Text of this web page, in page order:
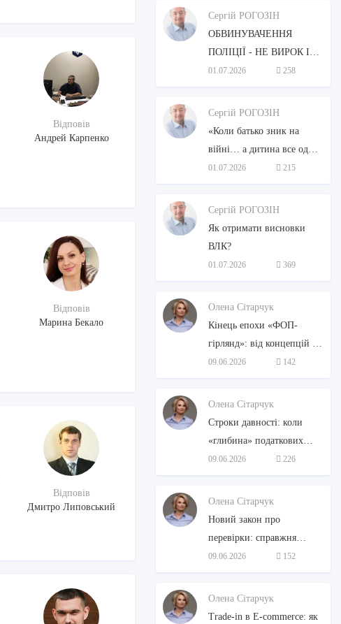
Відповів
Андрей Карпенко
Відповів
Марина Бекало
Відповів
Дмитро Липовський
ОТРИМАЛИ ВІДМОВУ,
ЩО РОБИТИ?
Сергій РОГОЗІН
ОБВИНУВАЧЕННЯ
ПОЛІЦІЇ - НЕ ВИРОК І
НЕ СТРОК.
01.07.2026 258
Сергій РОГОЗІН
«Коли батько зник на
війні… а дитина все одно
має право знати правду»
01.07.2026 215
Сергій РОГОЗІН
Як отримати висновки
ВЛК?
01.07.2026 369
Олена Сітарчук
Кінець епохи «ФОП-
гірлянд»: від концепцій до
законодавчих змін
09.06.2026 142
Олена Сітарчук
Строки давності: коли
«глибина» податкових
перевірок знову стане
стандартною?
09.06.2026 226
Олена Сітарчук
Новий закон про
перевірки: справжня
дерегуляція чи чергова
декларація?
09.06.2026 152
Олена Сітарчук
Trade-in в E-commerce: як